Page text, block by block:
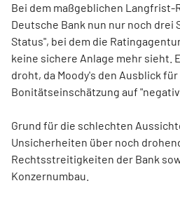
Bei dem maßgeblichen Langfrist-
Deutsche Bank nun nur noch drei
Status", bei dem die
keine sichere Anlage mehr sieht.
droht, da Moody's den Ausblick für
Bonitätseinschätzung auf
Grund für die schlechten
Unsicherheiten über noch
Rechtsstreitigkeiten der Bank
Konzernumbau.